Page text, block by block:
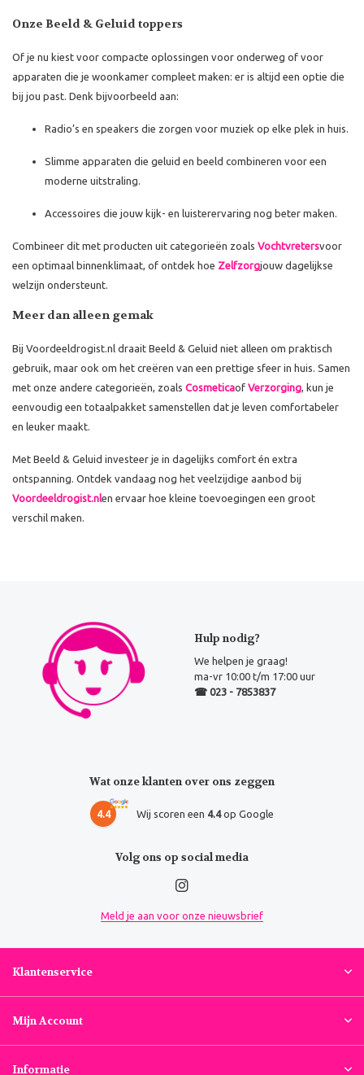
Onze Beeld & Geluid toppers
Of je nu kiest voor compacte oplossingen voor onderweg of voor
apparaten die je woonkamer compleet maken: er is altijd een optie die
bij jou past. Denk bijvoorbeeld aan:
Radio’s en speakers die zorgen voor muziek op elke plek in huis.
Slimme apparaten die geluid en beeld combineren voor een
moderne uitstraling.
Accessoires die jouw kijk- en luisterervaring nog beter maken.
Combineer dit met producten uit categorieën zoals Vochtvretersvoor
een optimaal binnenklimaat, of ontdek hoe Zelfzorgjouw dagelijkse
welzijn ondersteunt.
Meer dan alleen gemak
Bij Voordeeldrogist.nl draait Beeld & Geluid niet alleen om praktisch
gebruik, maar ook om het creëren van een prettige sfeer in huis. Samen
met onze andere categorieën, zoals Cosmeticaof Verzorging, kun je
eenvoudig een totaalpakket samenstellen dat je leven comfortabeler
en leuker maakt.
Met Beeld & Geluid investeer je in dagelijks comfort én extra
ontspanning. Ontdek vandaag nog het veelzijdige aanbod bij
Voordeeldrogist.nlen ervaar hoe kleine toevoegingen een groot
verschil maken.
Hulp nodig?
We helpen je graag!
ma-vr 10:00 t/m 17:00 uur
☎ 023 - 7853837
Wat onze klanten over ons zeggen
4.4 Wij scoren een 4.4op Google
Volg ons op social media
Meld je aan voor onze nieuwsbrief
Klantenservice
Mijn Account
Informatie